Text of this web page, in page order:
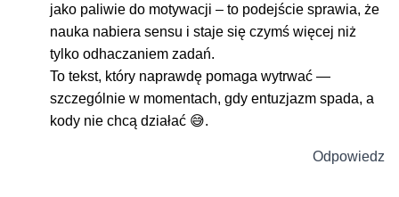
jako paliwie do motywacji – to podejście sprawia, że
nauka nabiera sensu i staje się czymś więcej niż
tylko odhaczaniem zadań.
To tekst, który naprawdę pomaga wytrwać —
szczególnie w momentach, gdy entuzjazm spada, a
kody nie chcą działać 😅.
Odpowiedz